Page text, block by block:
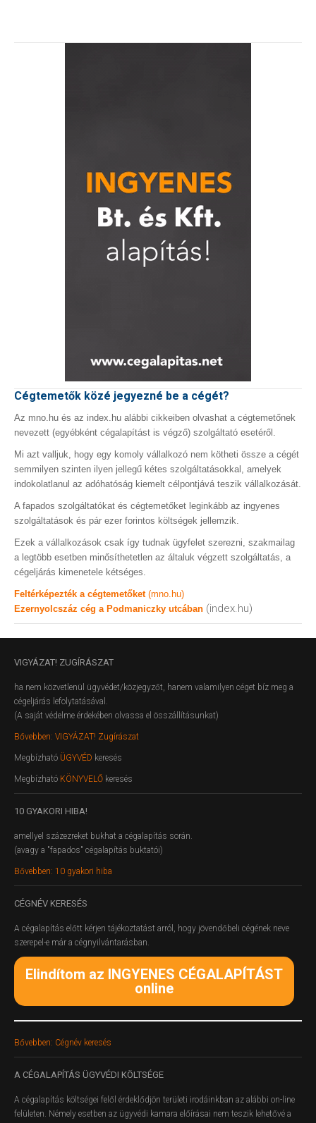
Cégtemetők közé jegyezné be a cégét?
Az mno.hu és az index.hu alábbi cikkeiben olvashat a cégtemetőnek
nevezett (egyébként cégalapítást is végző) szolgáltató esetéről.
Mi azt valljuk, hogy egy komoly vállalkozó nem kötheti össze a cégét
semmilyen szinten ilyen jellegű kétes szolgáltatásokkal, amelyek
indokolatlanul az adóhatóság kiemelt célpontjává teszik vállalkozását.
A fapados szolgáltatókat és cégtemetőket leginkább az ingyenes
szolgáltatások és pár ezer forintos költségek jellemzik.
Ezek a vállalkozások csak így tudnak ügyfelet szerezni, szakmailag
a legtöbb esetben minősíthetetlen az általuk végzett szolgáltatás, a
cégeljárás kimenetele kétséges.
Feltérképezték a cégtemetőket (mno.hu)
Ezernyolcszáz cég a Podmaniczky utcában (index.hu)
VIGYÁZAT! ZUGÍRÁSZAT
ha nem közvetlenül ügyvédet/közjegyzőt, hanem valamilyen céget bíz meg a
cégeljárás lefolytatásával.
(A saját védelme érdekében olvassa el összállításunkat)
Bővebben: VIGYÁZAT! Zugírászat
Megbízható ÜGYVÉD keresés
Megbízható KÖNYVELŐ keresés
10 GYAKORI HIBA!
amellyel százezreket bukhat a cégalapítás során.
(avagy a "fapados" cégalapítás buktatói)
Bővebben: 10 gyakori hiba
CÉGNÉV KERESÉS
A cégalapítás előtt kérjen tájékoztatást arról, hogy jövendőbeli cégének neve
szerepel-e már a cégnyilvántarásban.
Elindítom az INGYENES CÉGALAPÍTÁST
online
Bővebben: Cégnév keresés
A CÉGALAPÍTÁS ÜGYVÉDI KÖLTSÉGE
A cégalapítás költségei felől érdeklődjön területi irodáinkban az alábbi on-line
felületen. Némely esetben az ügyvédi kamara előírásai nem teszik lehetővé a